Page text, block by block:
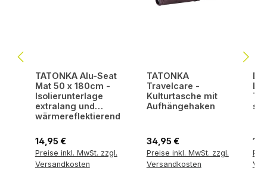
TATONKA Alu-Seat
Mat 50 x 180cm -
Isolierunterlage
extralang und
wärmereflektierend
Regulärer Preis:
14,95 €
Preise inkl. MwSt. zzgl.
Versandkosten
TATONKA
Travelcare -
Kulturtasche mit
Aufhängehaken
Regulärer Preis:
34,95 €
Preise inkl. MwSt. zzgl.
Versandkosten